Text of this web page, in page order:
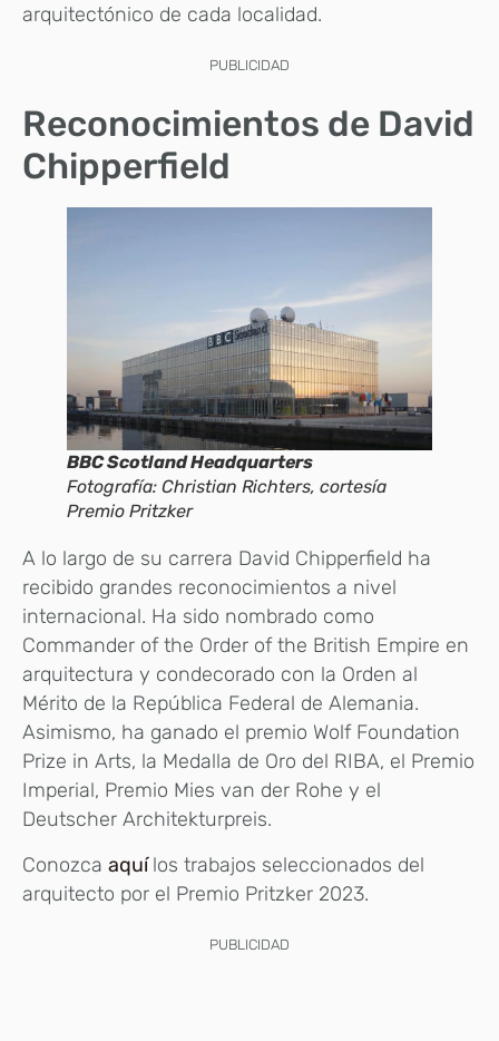
arquitectónico de cada localidad.
PUBLICIDAD
Reconocimientos de David
Chipperfield
BBC Scotland Headquarters
Fotografía: Christian Richters, cortesía
Premio Pritzker
A lo largo de su carrera David Chipperfield ha
recibido grandes reconocimientos a nivel
internacional. Ha sido nombrado como
Commander of the Order of the British Empire en
arquitectura y condecorado con la Orden al
Mérito de la República Federal de Alemania.
Asimismo, ha ganado el premio Wolf Foundation
Prize in Arts, la Medalla de Oro del RIBA, el Premio
Imperial, Premio Mies van der Rohe y el
Deutscher Architekturpreis.
Conozca aquílos trabajos seleccionados del
arquitecto por el Premio Pritzker 2023.
PUBLICIDAD